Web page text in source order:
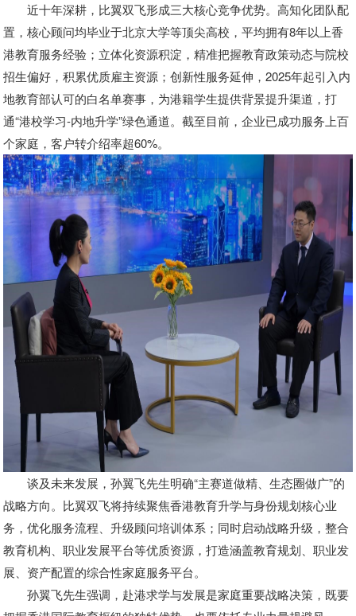
近十年深耕，比翼双飞形成三大核心竞争优势。高知化团队配
置，核心顾问均毕业于北京大学等顶尖高校，平均拥有8年以上香
港教育服务经验；立体化资源积淀，精准把握教育政策动态与院校
招生偏好，积累优质雇主资源；创新性服务延伸，2025年起引入内
地教育部认可的白名单赛事，为港籍学生提供背景提升渠道，打
通“港校学习-内地升学”绿色通道。截至目前，企业已成功服务上百
个家庭，客户转介绍率超60%。
谈及未来发展，孙翼飞先生明确“主赛道做精、生态圈做广”的
战略方向。比翼双飞将持续聚焦香港教育升学与身份规划核心业
务，优化服务流程、升级顾问培训体系；同时启动战略升级，整合
教育机构、职业发展平台等优质资源，打造涵盖教育规划、职业发
展、资产配置的综合性家庭服务平台。
孙翼飞先生强调，赴港求学与发展是家庭重要战略决策，既要